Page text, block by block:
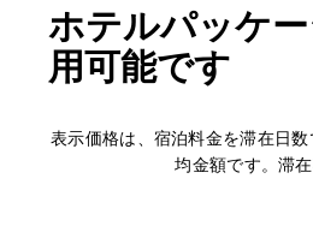
ホテルパッケ
用可能です
表示価格は、宿泊料金を滞在日
均金額です。滞在